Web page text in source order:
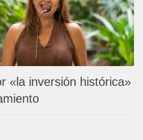
«la inversión histórica»